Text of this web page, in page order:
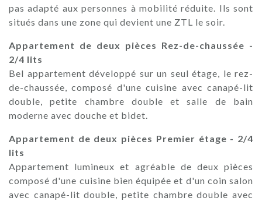
pas adapté aux personnes à mobilité réduite. Ils sont
situés dans une zone qui devient une ZTL le soir.
Appartement de deux pièces Rez-de-chaussée -
2/4 lits
Bel appartement développé sur un seul étage, le rez-
de-chaussée, composé d'une cuisine avec canapé-lit
double, petite chambre double et salle de bain
moderne avec douche et bidet.
Appartement de deux pièces Premier étage - 2/4
lits
Appartement lumineux et agréable de deux pièces
composé d'une cuisine bien équipée et d'un coin salon
avec canapé-lit double, petite chambre double avec